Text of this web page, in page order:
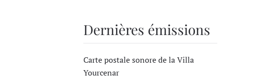
Dernières émissions
Carte postale sonore de la Villa
Yourcenar